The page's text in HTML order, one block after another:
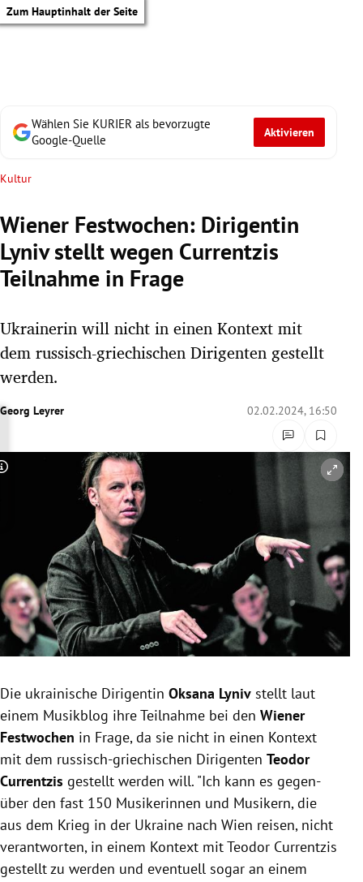
Zum Hauptinhalt der Seite
Untermenü
Untermenü
Untermenü
Untermenü
Untermenü
Untermenü
Untermenü
Untermenü
Wählen Sie KURIER als bevorzugte
Google-Quelle
Aktivieren
Kultur
Wiener Festwochen: Dirigentin
Lyniv stellt wegen Currentzis
Teilnahme in Frage
Ukrainerin will nicht in einen Kontext mit
dem russisch-griechischen Dirigenten gestellt
werden.
Georg Leyrer 02.02.2024, 16:50
Copyright-Hinweis öffnen/schließen
Die ukrainische Dirigentin Oksana Lyniv stellt laut
einem Musikblog ihre Teilnahme bei den Wiener
Festwochen in Frage, da sie nicht in einen Kontext
mit dem russisch-griechischen Dirigenten Teodor
Currentzis gestellt werden will. "Ich kann es gegen­
über den fast 150 Musi­ke­rinnen und Musi­kern, die
aus dem Krieg in der Ukraine nach Wien reisen, nicht
verant­worten, in einem Kontext mit Teodor Curr­entzis
gestellt zu werden und even­tuell sogar an einem